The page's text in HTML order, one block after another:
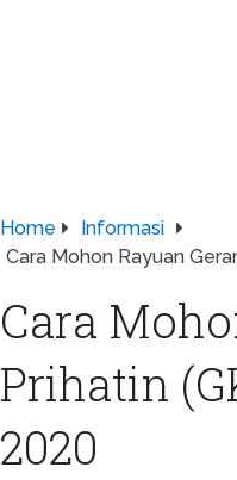
Home
Informasi
Cara Mohon Rayuan
Cara
Prihatin
2020